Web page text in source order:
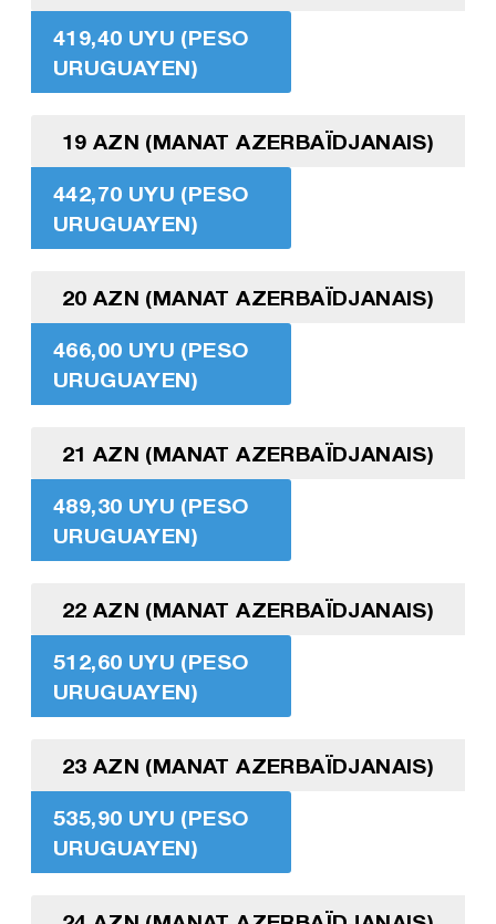
419,40 UYU (PESO
URUGUAYEN)
19 AZN (MANAT AZERBAÏDJANAIS)
442,70 UYU (PESO
URUGUAYEN)
20 AZN (MANAT AZERBAÏDJANAIS)
466,00 UYU (PESO
URUGUAYEN)
21 AZN (MANAT AZERBAÏDJANAIS)
489,30 UYU (PESO
URUGUAYEN)
22 AZN (MANAT AZERBAÏDJANAIS)
512,60 UYU (PESO
URUGUAYEN)
23 AZN (MANAT AZERBAÏDJANAIS)
535,90 UYU (PESO
URUGUAYEN)